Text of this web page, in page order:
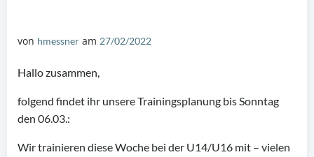
von hmessner am 27/02/2022
Hallo zusammen,
folgend findet ihr unsere Trainingsplanung bis Sonntag
den 06.03.:
Wir trainieren diese Woche bei der U14/U16 mit – vielen